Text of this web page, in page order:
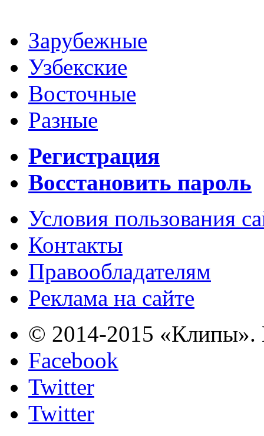
Зарубежные
Узбекские
Восточные
Разные
Регистрация
Восстановить пароль
Условия пользования
Контакты
Правообладателям
Реклама на сайте
© 2014-2015 «Клипы».
Facebook
Twitter
Twitter